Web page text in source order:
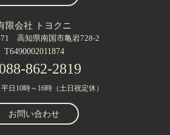
限会社 トヨクニ
高知県南国市亀岩728-2
T6490002011874
088-862-2819
日10時～16時（土日祝定休）
お問い合わせ